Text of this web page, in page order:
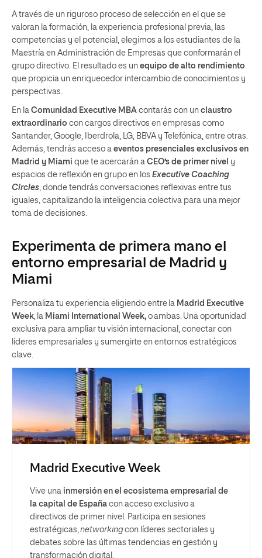
A través de un riguroso proceso de selección en el que se
valoran la formación, la experiencia profesional previa, las
competencias y el potencial, elegimos a los estudiantes de la
Maestría en Administración de Empresas que conformarán el
grupo directivo. El resultado es un equipo de alto rendimiento
que propicia un enriquecedor intercambio de conocimientos y
perspectivas.
En la Comunidad Executive MBA contarás con un claustro
extraordinario con cargos directivos en empresas como
Santander, Google, Iberdrola, LG, BBVA y Telefónica, entre otras.
Además, tendrás acceso a eventos presenciales exclusivos en
Madrid y Miami que te acercarán a CEO’s de primer nivel y
espacios de reflexión en grupo en los Executive Coaching
Circles, donde tendrás conversaciones reflexivas entre tus
iguales, capitalizando la inteligencia colectiva para una mejor
toma de decisiones.
Experimenta de primera mano el
entorno empresarial de Madrid y
Miami
Personaliza tu experiencia eligiendo entre la Madrid Executive
Week, la Miami International Week, o ambas. Una oportunidad
exclusiva para ampliar tu visión internacional, conectar con
líderes empresariales y sumergirte en entornos estratégicos
clave.
Madrid Executive Week
Vive una inmersión en el ecosistema empresarial de
la capital de España con acceso exclusivo a
directivos de primer nivel. Participa en sesiones
estratégicas,networkingcon líderes sectoriales y
debates sobre las últimas tendencias en gestión y
transformación digital.